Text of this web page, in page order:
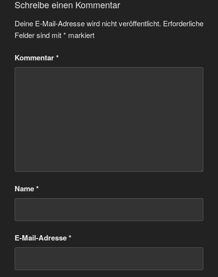
Schreibe einen Kommentar
Deine E-Mail-Adresse wird nicht veröffentlicht. Erforderliche
Felder sind mit* markiert
Kommentar*
Name*
E-Mail-Adresse*